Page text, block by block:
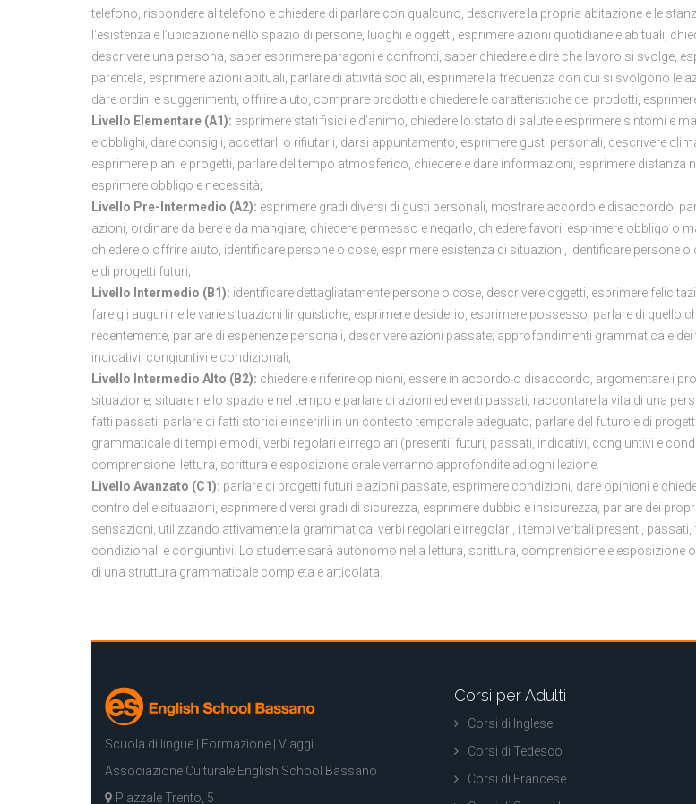
telefono, rispondere al telefono e chiedere di parlare con qualcuno, descrivere la propria abitazione e le
l’esistenza e l’ubicazione nello spazio di persone, luoghi e oggetti, esprimere azioni quotidiane e abituali,
descrivere una persona, saper esprimere paragoni e confronti, saper chiedere e dire che lavoro si svolge,
parentela, esprimere azioni abituali, parlare di attività sociali, esprimere la frequenza con cui si svolgono le
dare ordini e suggerimenti, offrire aiuto, comprare prodotti e chiedere le caratteristiche dei prodotti,
Livello Elementare (A1): esprimere stati fisici e d’animo, chiedere lo stato di salute e esprimere sintomi e
e obblighi, dare consigli, accettarli o rifiutarli, darsi appuntamento, esprimere gusti personali, descrivere
esprimere piani e progetti, parlare del tempo atmosferico, chiedere e dare informazioni, esprimere distanza
esprimere obbligo e necessità;
Livello Pre-Intermedio (A2): esprimere gradi diversi di gusti personali, mostrare accordo e disaccordo,
azioni, ordinare da bere e da mangiare, chiedere permesso e negarlo, chiedere favori, esprimere obbligo o
chiedere o offrire aiuto, identificare persone o cose, esprimere esistenza di situazioni, identificare persone
e di progetti futuri;
Livello Intermedio (B1): identificare dettagliatamente persone o cose, descrivere oggetti, esprimere
fare gli auguri nelle varie situazioni linguistiche, esprimere desiderio, esprimere possesso, parlare di quello
recentemente, parlare di esperienze personali, descrivere azioni passate; approfondimenti grammaticale dei
indicativi, congiuntivi e condizionali;
Livello Intermedio Alto (B2): chiedere e riferire opinioni, essere in accordo o disaccordo, argomentare i
situazione, situare nello spazio e nel tempo e parlare di azioni ed eventi passati, raccontare la vita di una
fatti passati, parlare di fatti storici e inserirli in un contesto temporale adeguato; parlare del futuro e di
grammaticale di tempi e modi, verbi regolari e irregolari (presenti, futuri, passati, indicativi, congiuntivi e
comprensione, lettura, scrittura e esposizione orale verranno approfondite ad ogni lezione.
Livello Avanzato (C1): parlare di progetti futuri e azioni passate, esprimere condizioni, dare opinioni e
contro delle situazioni, esprimere diversi gradi di sicurezza, esprimere dubbio e insicurezza, parlare dei
sensazioni, utilizzando attivamente la grammatica, verbi regolari e irregolari, i tempi verbali presenti, passati,
condizionali e congiuntivi. Lo studente sarà autonomo nella lettura, scrittura, comprensione e esposizione
di una struttura grammaticale completa e articolata.
Scuola di lingue | Formazione | Viaggi
Associazione Culturale English School Bassano
Piazzale Trento, 5
Corsi per Adulti
Corsi di Inglese
Corsi di Tedesco
Corsi di Francese